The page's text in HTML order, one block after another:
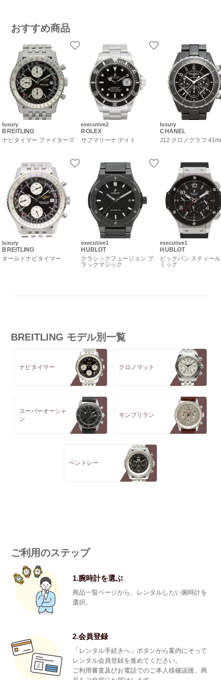
おすすめ商品
luxury
BREITLING
ナビタイマー ファイターズ
luxury
BREITLING
オールドナビタイマー
executive2
ROLEX
サブマリーナ デイト
executive1
HUBLOT
クラシックフュージョン ブ
ラックマジック
luxury
CHANEL
J12 クロノグラフ
executive1
HUBLOT
ビッグバン スティー
ミック
BREITLING モデル別一覧
ナビタイマー クロノマット
スーパーオーシャ
ン
モンブリラン
ベントレー
ご利用のステップ
1.腕時計を選ぶ
商品一覧ページから、レンタルしたい腕時計を
選択。
2.会員登録
「レンタル手続きへ」ボタンから案内にそって
レンタル会員登録を進めてください。
ご利用審査及びお電話でのご本人様確認後、商